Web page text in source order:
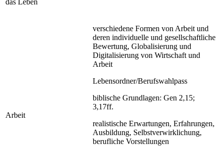
Arbeit
verschiedene Formen von Arbeit und
deren individuelle und gesellschaftliche
Bewertung, Globalisierung und
Digitalisierung von Wirtschaft und
Arbeit
Lebensordner/Berufswahlpass
biblische Grundlagen: Gen 2,15;
3,17ff.
realistische Erwartungen, Erfahrungen,
Ausbildung, Selbstverwirklichung,
berufliche Vorstellungen